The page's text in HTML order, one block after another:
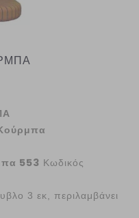
553 Κωδικός
3 εκ, περιλαμβάνει